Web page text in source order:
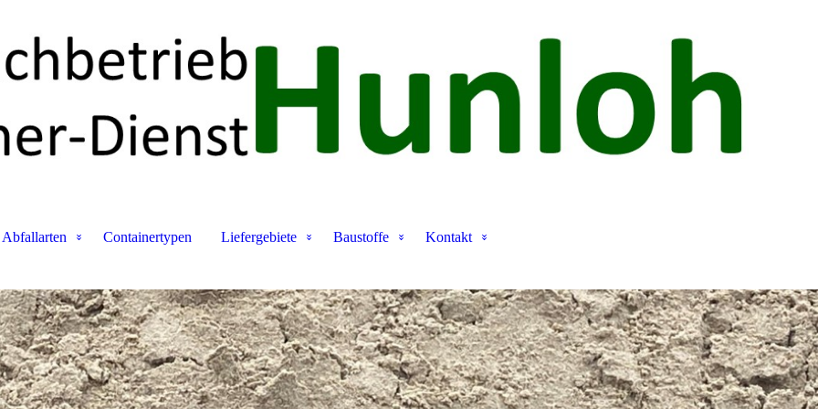
Abfallarten Containertypen Liefergebiete Baustoffe Kontakt